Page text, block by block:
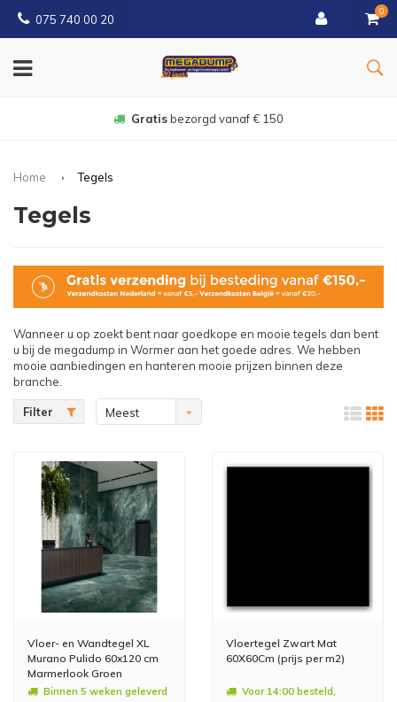
075 740 00 20
0
Gratisbezorgd vanaf € 150
Home Tegels
Tegels
Wanneer u op zoekt bent naar goedkope en mooie tegels dan bent
u bij de megadump in Wormer aan het goede adres. We hebben
mooie aanbiedingen en hanteren mooie prijzen binnen deze
branche.
Filter
Meest
Vloer- en Wandtegel XL
Murano Pulido 60x120 cm
Marmerlook Groen
(Doosinhoud: 1,44 m2)
Binnen 5 weken geleverd
Vloertegel Zwart Mat
60X60Cm (prijs per m2)
Voor 14:00 besteld,